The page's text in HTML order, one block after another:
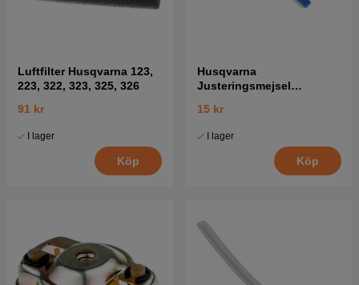
Luftfilter Husqvarna 123,
223, 322, 323, 325, 326
91 kr
I lager
Köp
Husqvarna
Justeringsmejsel
15 kr
I lager
Köp